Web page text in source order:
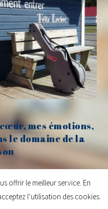
mes émotions,
le domaine de la
Claude Fèvre
offrir le meilleur service. En
l’utilisation des cookies.